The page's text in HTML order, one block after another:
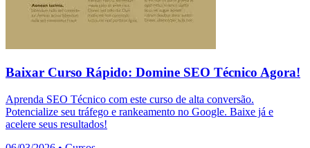
Baixar Curso Rápido: Domine SEO Técnico Agora!
Aprenda SEO Técnico com este curso de alta conversão.
Potencialize seu tráfego e rankeamento no Google. Baixe já e
acelere seus resultados!